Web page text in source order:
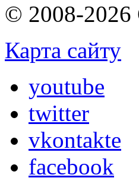
© 2008-
Карта сайту
youtube
twitter
vkontakte
facebook